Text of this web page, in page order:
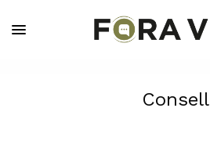
Consell